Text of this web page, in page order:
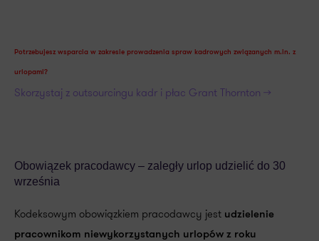
Potrzebujesz wsparcia w zakresie prowadzenia spraw kadrowych związanych m.in. z
urlopami?
Skorzystaj z outsourcingu kadr i płac Grant Thornton >>
Obowiązek pracodawcy – zaległy urlop udzielić do 30
września
Kodeksowym obowiązkiem pracodawcy jest udzielenie
pracownikom niewykorzystanych urlopów z roku